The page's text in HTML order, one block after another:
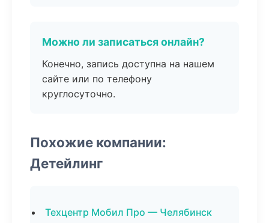
Можно ли записаться онлайн?
Конечно, запись доступна на нашем
сайте или по телефону
круглосуточно.
Похожие компании:
Детейлинг
Техцентр Мобил Про — Челябинск